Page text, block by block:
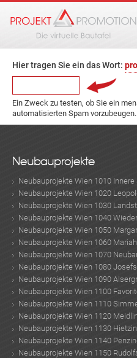
Hier tragen Sie ein das Wort:
Ein Zweck zu testen, ob Sie ein
automatisierten Spam vorzubeugen.
Neubauprojekte
Neubauprojekte Wien 1010 Innere
Neubauprojekte Wien 1020
Neubauprojekte Wien 1030
Neubauprojekte Wien 1040
Neubauprojekte Wien 1050
Neubauprojekte Wien 1060
Neubauprojekte Wien 1070
Neubauprojekte Wien 1080
Neubauprojekte Wien 1090
Neubauprojekte Wien 1100
Neubauprojekte Wien 1110
Neubauprojekte Wien 1120
Neubauprojekte Wien 1130
Neubauprojekte Wien 1140
Neubauprojekte Wien 1150